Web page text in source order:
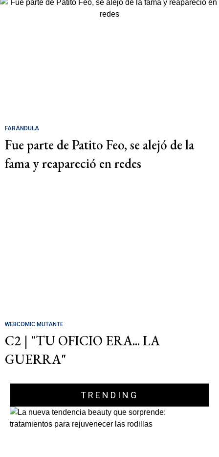
FARÁNDULA
Fue parte de Patito Feo, se alejó de la
fama y reapareció en redes
WEBCOMIC MUTANTE
C2 | "TU OFICIO ERA... LA
GUERRA"
TRENDING